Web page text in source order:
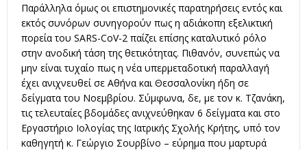
Παράλληλα όμως οι επιστημονικές παρατηρήσεις εντός και
εκτός συνόρων συνηγορούν πως η αδιάκοπη εξελικτική
πορεία του SARS-CoV-2 παίζει επίσης καταλυτικό ρόλο
στην ανοδική τάση της θετικότητας. Πιθανόν, συνεπώς να
μην είναι τυχαίο πως η νέα υπερμεταδοτική παραλλαγή
έχει ανιχνευθεί σε Αθήνα και Θεσσαλονίκη ήδη σε
δείγματα του Νοεμβρίου. Σύμφωνα, δε, με τον κ. Τζανάκη,
τις τελευταίες βδομάδες ανιχνεύθηκαν 6 δείγματα και στο
Εργαστήριο Ιολογίας της Ιατρικής Σχολής Κρήτης, υπό τον
καθηγητή κ. Γεώργιο Σουρβίνο – εύρημα που μαρτυρά